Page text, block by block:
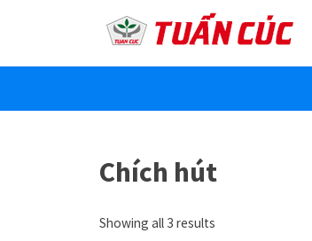
Chích hút
Showing all 3 results